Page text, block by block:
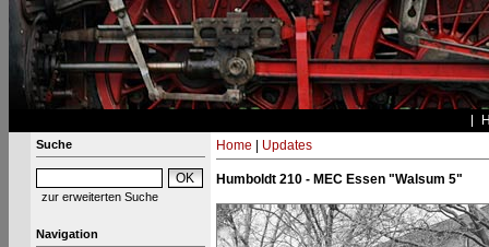
Suche
zur erweiterten Suche
Navigation
Home Updates
Humboldt 210 - MEC Essen "Walsum 5"